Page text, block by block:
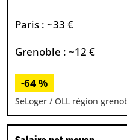
Paris : ~33 €
Grenoble : ~12 €
-64 %
SeLoger / OLL région